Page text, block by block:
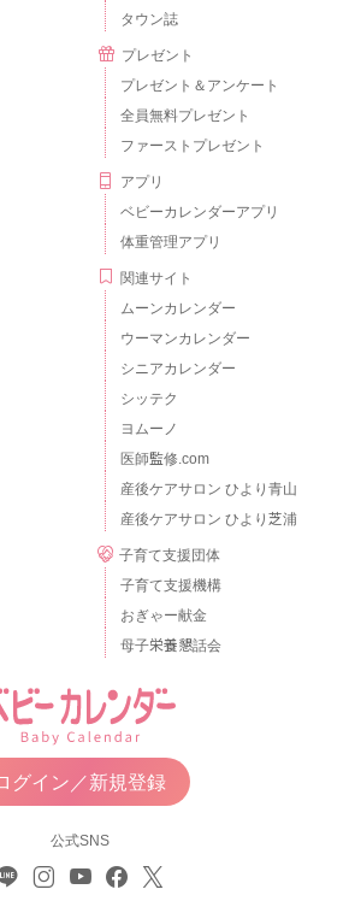
タウン誌
プレゼント
プレゼント＆アンケート
全員無料プレゼント
ファーストプレゼント
アプリ
ベビーカレンダーアプリ
体重管理アプリ
関連サイト
ムーンカレンダー
ウーマンカレンダー
シニアカレンダー
シッテク
ヨムーノ
医師監修.com
産後ケアサロン ひより青山
産後ケアサロン ひより芝浦
子育て支援団体
子育て支援機構
おぎゃー献金
母子栄養懇話会
グイン／新規登録
公式SNS